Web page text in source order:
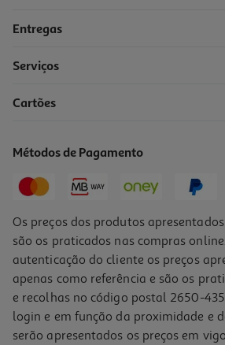
Entregas
Serviços
Cartões
Métodos de Pagamento
Os preços dos produtos
são os praticados nas compras
autenticação do cliente os preços
apenas como referência e são os
e recolhas no código postal 2650-
login e em função da proximidade e
serão apresentados os preços em